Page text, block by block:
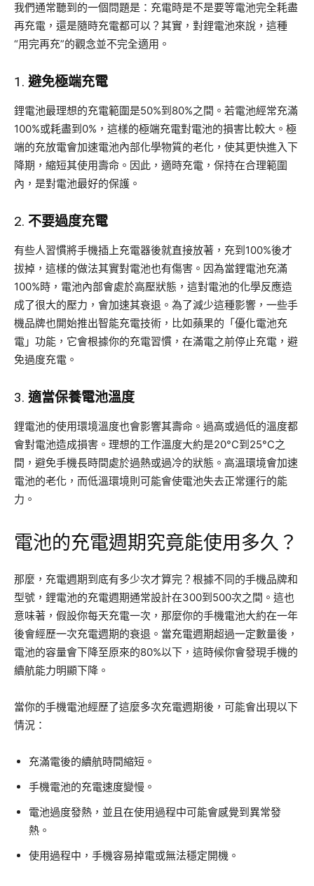
我們通常聽到的一個問題是：充電時是不是要等電池完全耗盡
再充電，還是隨時充電都可以？其實，對鋰電池來說，這種
“用完再充”的觀念並不完全適用。
1. 避免極端充電
鋰電池最理想的充電範圍是50%到80%之間。若電池經常充滿
100%或耗盡到0%，這樣的極端充電對電池的損害比較大。極
端的充放電會加速電池內部化學物質的老化，使其更快進入下
降期，縮短其使用壽命。因此，適時充電，保持在合理範圍
內，是對電池最好的保護。
2. 不要過度充電
有些人習慣將手機插上充電器後就直接放著，充到100%後才
拔掉，這樣的做法其實對電池也有傷害。因為當鋰電池充滿
100%時，電池內部會處於高壓狀態，這對電池的化學反應造
成了很大的壓力，會加速其衰退。為了減少這種影響，一些手
機品牌也開始推出智能充電技術，比如蘋果的「優化電池充
電」功能，它會根據你的充電習慣，在滿電之前停止充電，避
免過度充電。
3. 適當保養電池溫度
鋰電池的使用環境溫度也會影響其壽命。過高或過低的溫度都
會對電池造成損害。理想的工作溫度大約是20°C到25°C之
間，避免手機長時間處於過熱或過冷的狀態。高溫環境會加速
電池的老化，而低溫環境則可能會使電池失去正常運行的能
力。
電池的充電週期究竟能使用多久？
那麼，充電週期到底有多少次才算完？根據不同的手機品牌和
型號，鋰電池的充電週期通常設計在300到500次之間。這也
意味著，假設你每天充電一次，那麼你的手機電池大約在一年
後會經歷一次充電週期的衰退。當充電週期超過一定數量後，
電池的容量會下降至原來的80%以下，這時候你會發現手機的
續航能力明顯下降。
當你的手機電池經歷了這麼多次充電週期後，可能會出現以下
情況：
充滿電後的續航時間縮短。
手機電池的充電速度變慢。
電池過度發熱，並且在使用過程中可能會感覺到異常發
熱。
使用過程中，手機容易掉電或無法穩定開機。